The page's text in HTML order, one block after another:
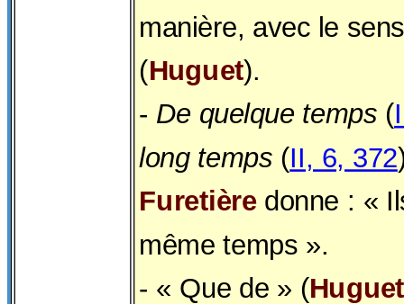
manière, avec le
(Huguet).
- De quelque temps(
long temps (II, 6, 372
Furetièredonne : «
même temps ».
- « Que de » (Huguet